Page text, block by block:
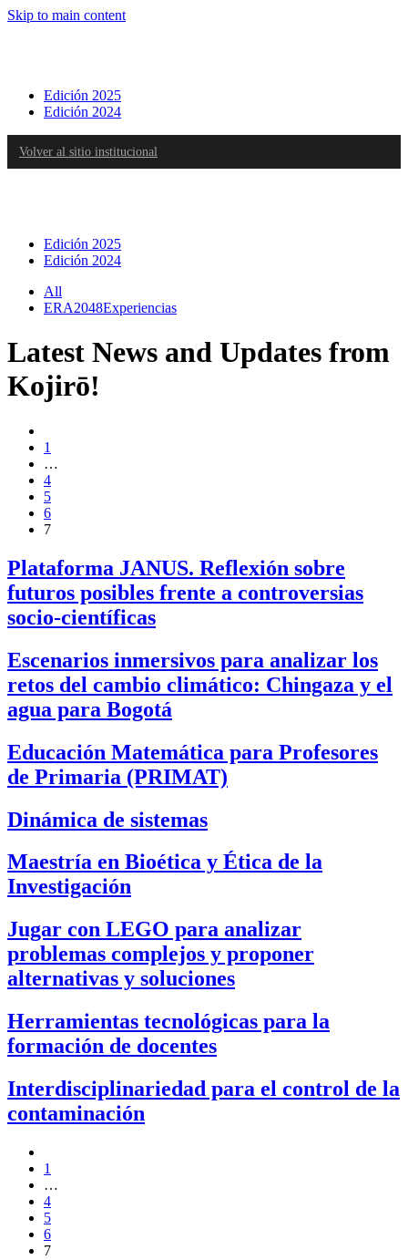
Skip to main content
Edición 2025
Edición 2024
Volver al sitio institucional
Edición 2025
Edición 2024
All
ERA2048Experiencias
Latest News and Updates from
Kojirō!
1
…
4
5
6
7
Plataforma JANUS. Reflexión sobre
futuros posibles frente a controversias
socio-científicas
Escenarios inmersivos para analizar los
retos del cambio climático: Chingaza y el
agua para Bogotá
Educación Matemática para Profesores
de Primaria (PRIMAT)
Dinámica de sistemas
Maestría en Bioética y Ética de la
Investigación
Jugar con LEGO para analizar
problemas complejos y proponer
alternativas y soluciones
Herramientas tecnológicas para la
formación de docentes
Interdisciplinariedad para el control de la
contaminación
1
…
4
5
6
7